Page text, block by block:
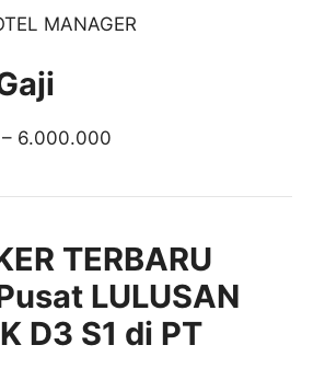
MANAGER
6.000.000
TERBARU
LULUSAN
D3 S1 di PT